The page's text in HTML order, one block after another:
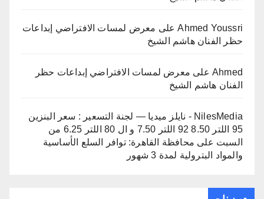
Ahmed Youssriعلى معرض لمسات الافتراضي إبداعات
حظر الفنان هاشم الشيخ
Ahmed على معرض لمسات الافتراضي إبداعات حظر
الفنان هاشم الشيخ
NilesMedia - نايلز ميديا — لجنة التسعير : سعر البنزين
95 اللتر 8.50 92 اللتر 7.50 و ال 80 اللتر 6.25 من
السبت على محافظة القاهرة: توافر السلع الأساسية
والمواد البترولية لمدة 3 شهور